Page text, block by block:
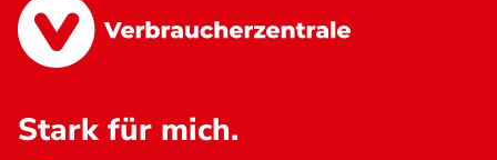
Stark für mich.